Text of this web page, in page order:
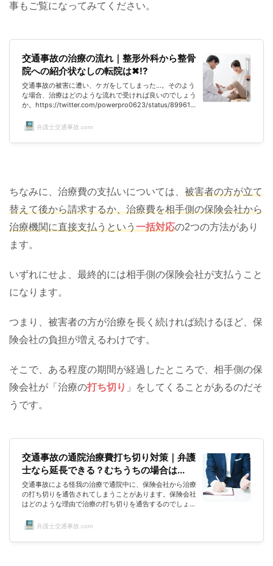
事もご覧になってみてください。
交通事故の治療の流れ｜整形外科から整骨
院への紹介状なしの転院は✖!?
交通事故の被害に遭い、ケガをしてしまった…。そのよう
な場合、治療はどのような流れで受ければ良いのでしょう
か。https://twitter.com/powerpro0623/status/899610
後、整骨院に行けば良いの？治療の流れが全然わからな
交通事故は初めての経験でしょうから、流れを把握されて
弁護士交通事故.com
ちなみに、治療費の支払いについては、 被害者の方が立て
替えて後から請求するか、治療費を相手側の保険会社から
治療機関に直接支払うという一括対応の2つの方法があり
ます。
いずれにせよ、最終的には相手側の保険会社が支払うこと
になります。
つまり、被害者の方が治療を長く続ければ続けるほど、保
険会社の負担が増えるわけです。
そこで、ある程度の期間が経過したところで、相手側の保
険会社が「治療の打ち切り 」をしてくることがあるのだそ
うです。
交通事故の通院治療費打ち切り対策｜弁護
士なら延長できる？むちうちの場合は...
交通事故による怪我の治療で通院中に、保険会社から治療
の打ち切りを通告されてしまうことがあります。保険会社
はどのような理由で治療の打ち切りを通告するのでしょう
ょうか？ここでは、そんな疑問を一つ一つ解消していきま
治療で苦しんでいる交通事故の被害者に対して、保険会社
弁護士交通事故.com